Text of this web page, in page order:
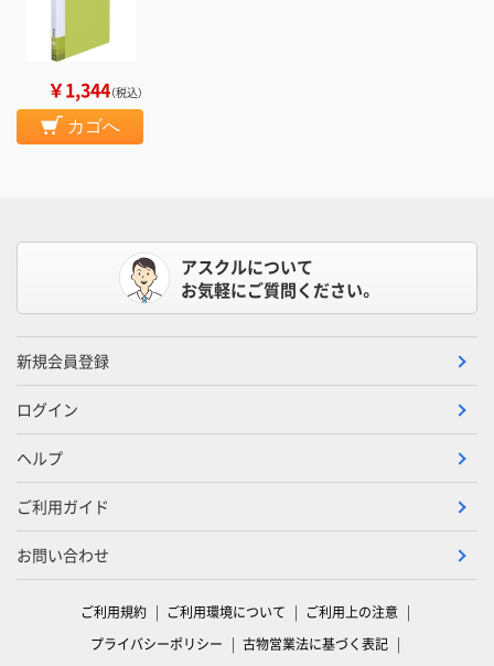
￥1,344（税込）
カゴへ
アスクルについて
お気軽にご質問ください。
新規会員登録
ログイン
ヘルプ
ご利用ガイド
お問い合わせ
ご利用規約 ご利用環境について
ご利用上の注意
プライバシーポリシー
古物営業法に基づく表記